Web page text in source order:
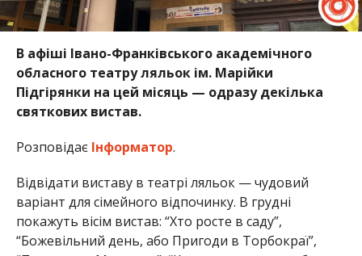
В афіші Івано-Франківського академічного
обласного театру ляльок ім. Марійки
Підгірянки на цей місяць — одразу декілька
святкових вистав.
Розповідає Інформатор.
Відвідати виставу в театрі ляльок — чудовий
варіант для сімейного відпочинку. В грудні
покажуть вісім вистав: “Хто росте в саду”,
“Божевільний день, або Пригоди в Торбокраї”,